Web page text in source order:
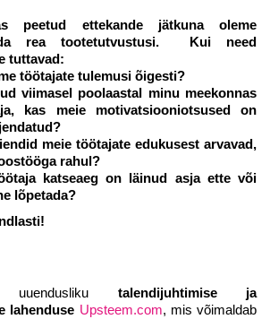
peetud ettekande jätkuna oleme
rea tootetutvustusi. Kui need
tuttavad:
töötajate tulemusi õigesti?
viimasel poolaastal minu meekonnas
kas meie motivatsiooniotsused on
meie töötajate edukusest arvavad,
rahul?
katseaeg on läinud asja ette või
lõpetada?
uuendusliku talendijuhtimise ja
lahenduse Upsteem.com, mis võimaldab